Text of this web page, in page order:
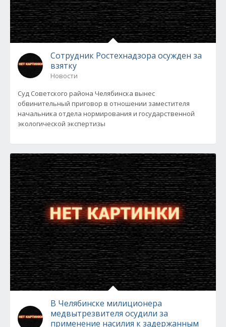
Сотрудник Ростехнадзора осужден за
взятку
Новости
Суд Советского района Челябинска вынес
обвинительный приговор в отношении заместителя
начальника отдела нормирования и государственной
экологической экспертизы
В Челябинске милиционера
медвытрезвителя осудили за
применение насилия к задержанным